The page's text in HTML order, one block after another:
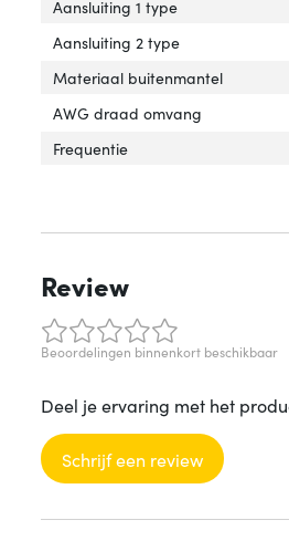
Aansluiting 1 type
Aansluiting 2 type
Materiaal buitenmantel
AWG draad omvang
Frequentie
Review
Beoordelingen binnenkort beschikbaar
Deel je ervaring met het
Schrijf een review